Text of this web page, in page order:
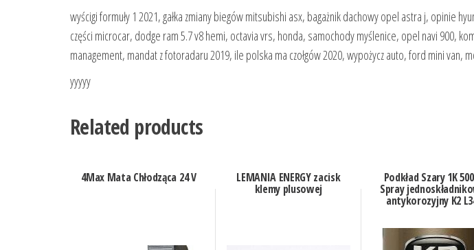
wyścigi formuły 1 2021, gałka zmiany biegów mitsubishi asx, bagażnik dachowy opel astra j, opinie
części microcar, dodge ram 5.7 v8 hemi, octavia vrs, honda, samochody myślenice, opel navi 900,
management, mandat z fotoradaru 2019, ile polska ma czołgów 2020, wypożycz auto, ford mini van,
yyyyy
Related products
4Max Mata Chłodząca 24 V LEMANIA ENERGY zacisk
klemy plusowej
Podkład Szary 1K
Spray
antykorozyjny K2